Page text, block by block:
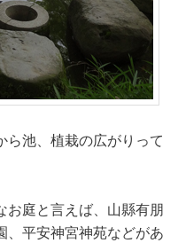
ら池、植栽の広がりって
お庭と言えば、山縣有朋
、平安神宮神苑などがあ